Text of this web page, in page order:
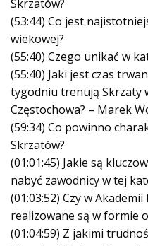
Skrzatów?
(53:44) Co jest
wiekowej?
(55:40) Czego unikać w
(55:40) Jaki jest czas
tygodniu trenują Skrzaty
Częstochowa? – Marek
(59:34) Co powinno
Skrzatów?
(01:01:45) Jakie są
nabyć zawodnicy w tej
(01:03:52) Czy w
realizowane są w formie
(01:04:59) Z jakimi